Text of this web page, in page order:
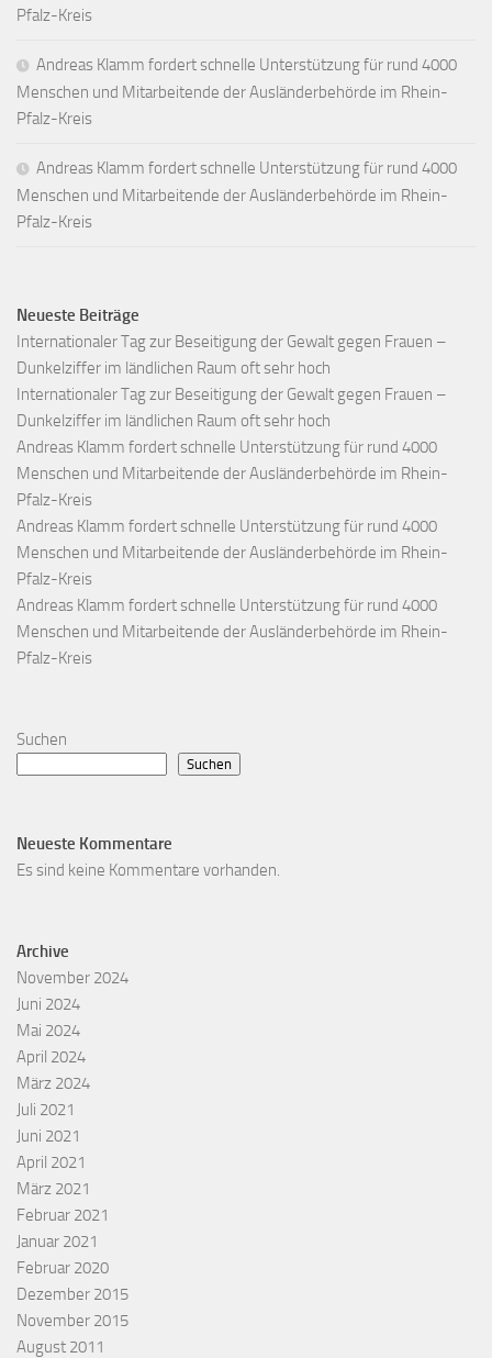
Pfalz-Kreis
Andreas Klamm fordert schnelle Unterstützung für rund 4000
Menschen und Mitarbeitende der Ausländerbehörde im Rhein-
Pfalz-Kreis
Andreas Klamm fordert schnelle Unterstützung für rund 4000
Menschen und Mitarbeitende der Ausländerbehörde im Rhein-
Pfalz-Kreis
Neueste Beiträge
Internationaler Tag zur Beseitigung der Gewalt gegen Frauen –
Dunkelziffer im ländlichen Raum oft sehr hoch
Internationaler Tag zur Beseitigung der Gewalt gegen Frauen –
Dunkelziffer im ländlichen Raum oft sehr hoch
Andreas Klamm fordert schnelle Unterstützung für rund 4000
Menschen und Mitarbeitende der Ausländerbehörde im Rhein-
Pfalz-Kreis
Andreas Klamm fordert schnelle Unterstützung für rund 4000
Menschen und Mitarbeitende der Ausländerbehörde im Rhein-
Pfalz-Kreis
Andreas Klamm fordert schnelle Unterstützung für rund 4000
Menschen und Mitarbeitende der Ausländerbehörde im Rhein-
Pfalz-Kreis
Suchen
Suchen
Neueste Kommentare
Es sind keine Kommentare vorhanden.
Archive
November 2024
Juni 2024
Mai 2024
April 2024
März 2024
Juli 2021
Juni 2021
April 2021
März 2021
Februar 2021
Januar 2021
Februar 2020
Dezember 2015
November 2015
August 2011